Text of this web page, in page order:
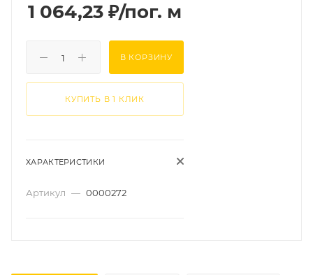
1 064,23 ₽/пог. м
В КОРЗИНУ
КУПИТЬ В 1 КЛИК
ХАРАКТЕРИСТИКИ
Артикул — 0000272